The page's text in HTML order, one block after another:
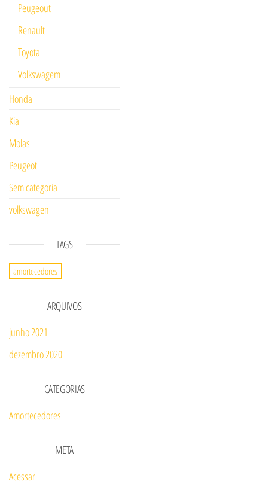
Peugeout
Renault
Toyota
Volkswagem
Honda
Kia
Molas
Peugeot
Sem categoria
volkswagen
TAGS
amortecedores
ARQUIVOS
junho 2021
dezembro 2020
CATEGORIAS
Amortecedores
META
Acessar